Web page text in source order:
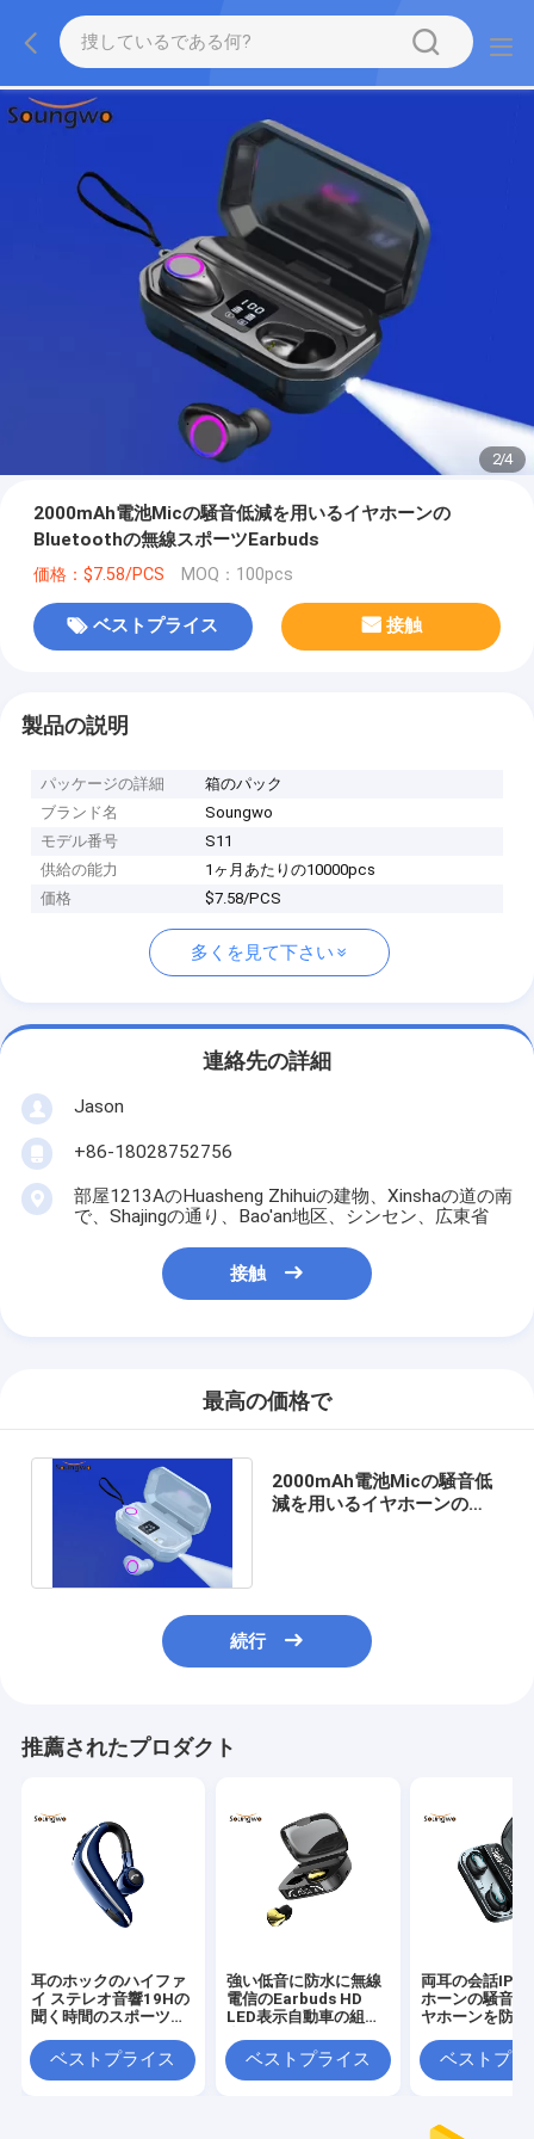
2/4
2000mAh電池Micの騒音低減を用いるイヤホーンの
Bluetoothの無線スポーツEarbuds
価格：$7.58/PCS MOQ：100pcs
ベストプライス 接触
製品の説明
パッケージの詳細
箱のパック
ブランド名
Soungwo
モデル番号
S11
供給の能力
1ヶ月あたりの10000pcs
価格
$7.58/PCS
多くを見て下さい
連絡先の詳細
Jason
+86-18028752756
部屋1213AのHuasheng Zhihuiの建物、Xinshaの道の南
で、Shajingの通り、Bao'an地区、シンセン、広東省
接触
最高の価格で
2000mAh電池Micの騒音低
減を用いるイヤホーンの
続行
推薦されたプロダクト
耳のホックのハイファ
イ ステレオ音響19Hの
聞く時間のスポーツ無
ベストプライス
強い低音に防水に無線
電信のEarbuds HD
LED表示自動車の組み
ベストプライス
両耳の会話
ホーンの騒音低
ヤホーンを防水
ベストプラ